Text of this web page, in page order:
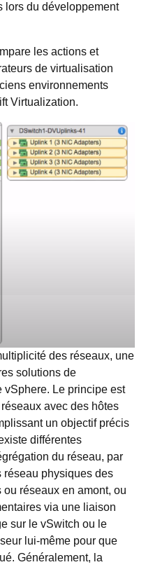
lors du développement
les actions et
de virtualisation
environnements
Virtualization.
des réseaux, une
solutions de
Le principe est
avec des hôtes
un objectif précis
différentes
du réseau, par
réseau physiques des
ou réseaux en amont, ou
via une liaison
sur le vSwitch ou le
lui-même pour que
Généralement, la